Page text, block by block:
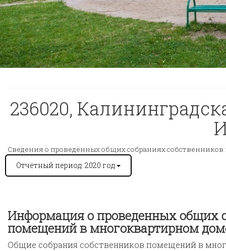
236020,
Сведения о проведённых общих собраниях
Отчётный период: 2020 год
Информация о проведенных общих
помещений в многоквартирном
Общие собрания собственников помещений в